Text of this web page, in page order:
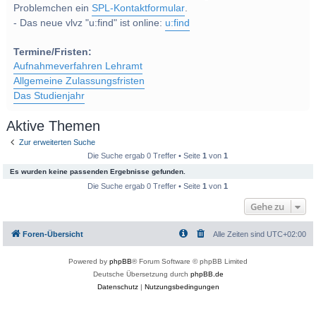
Problemchen einSPL-Kontaktformular.
- Das neue vlvz "u:find" ist online: u:find
Termine/Fristen:
Aufnahmeverfahren Lehramt
Allgemeine Zulassungsfristen
Das Studienjahr
Aktive Themen
Zur erweiterten Suche
Die Suche ergab 0 Treffer • Seite1 von1
Es wurden keine passenden Ergebnisse gefunden.
Die Suche ergab 0 Treffer • Seite1 von1
Gehe zu
Foren-Übersicht Alle Zeiten sind UTC+02:00
Powered by phpBB® Forum Software © phpBB Limited
Deutsche Übersetzung durch phpBB.de
Datenschutz| Nutzungsbedingungen